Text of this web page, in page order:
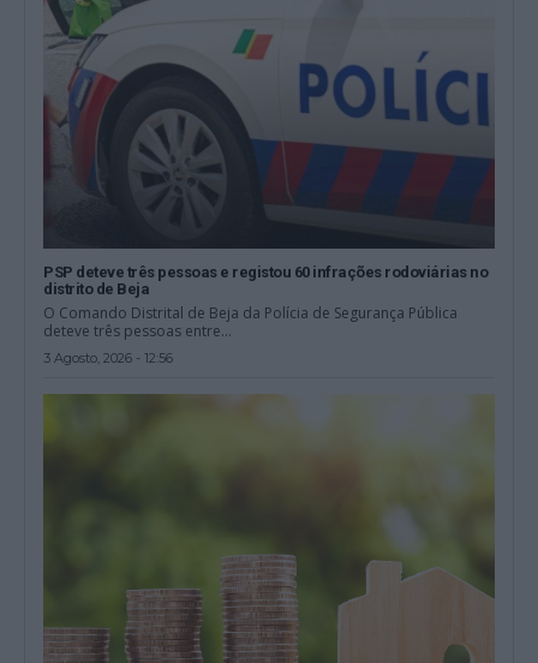
PSP deteve três pessoas e registou 60 infrações rodoviárias no
distrito de Beja
O Comando Distrital de Beja da Polícia de Segurança Pública
deteve três pessoas entre...
3 Agosto, 2026 - 12:56